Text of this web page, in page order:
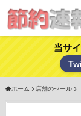
当サ
ホーム 店舗のセール